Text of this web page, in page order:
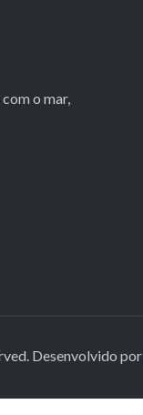
o mar,
Desenvolvido por